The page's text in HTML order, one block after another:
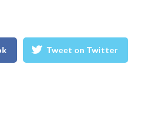
Tweet on Twitter